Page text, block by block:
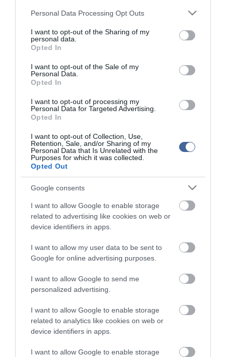
Please note that this website/app uses one or more Google
not limited to your visit or usage behaviour. You may click to
grant or deny consent to Google and its third-party tags to
use your data for below specified purposes in below Google
consent section.
Personal Data Processing Opt Outs
I want to opt-out of the Sharing of my
personal data.
Opted In
I want to opt-out of the Sale of my
Personal Data.
Opted In
I want to opt-out of processing my
Personal Data for Targeted Advertising.
Opted In
I want to opt-out of Collection, Use,
Retention, Sale, and/or Sharing of my
Personal Data that Is Unrelated with the
Purposes for which it was collected.
Opted Out
Google consents
I want to allow Google to enable storage
related to advertising like cookies on web or
device identifiers in apps.
I want to allow my user data to be sent to
Google for online advertising purposes.
I want to allow Google to send me
personalized advertising.
I want to allow Google to enable storage
related to analytics like cookies on web or
device identifiers in apps.
I want to allow Google to enable storage
keretszerződését
Újabb két gyanúsítottat fogtak el a 600 milliós
ingatlanmaffia ügyében
Vizes Eb - Megvan az első magyar arany, a nyíltvízi úszó
Betlehem Dávid nyerte a kieséses versenyt
top cikkek:
Nem is olyan egészséges a népszerű banán?
top fórum témák:
Tanár Úr gyere, mindjárt lesz Lillád!
AZ IGAZSÁG SOHA NEM KÉSŐ
2022.05.10 21:07
JólVanna
2022.05.10 20:31
Porvihar
2022.03.29 16:06